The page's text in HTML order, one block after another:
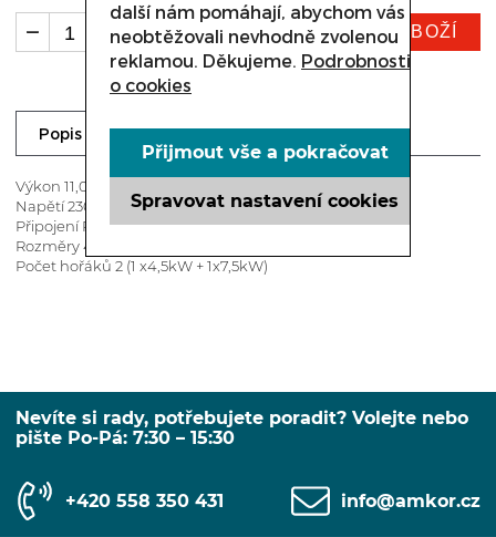
ks KOUPIT ZBOŽÍ
Popis Ke stažení Dotaz prodejci
Výkon 11,0 kW
Napětí 230V / 50Hz
Připojení R1/2“
Rozměry 450x900x280 mm
Počet hořáků 2 (1 x4,5kW + 1x7,5kW)
Nevíte si rady, potřebujete poradit? Volejte nebo
pište Po-Pá: 7:30 – 15:30
+420 558 350 431 info@amkor.cz
další nám pomáhají, abychom vás
neobtěžovali nevhodně zvolenou
reklamou. Děkujeme. Podrobnosti
o cookies
Spravovat nastavení cookies
Přijmout vše a pokračovat